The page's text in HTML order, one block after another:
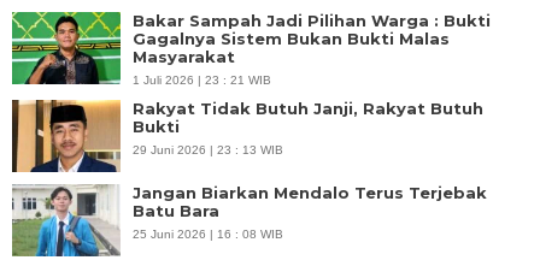
Bakar Sampah Jadi Pilihan Warga : Bukti
Gagalnya Sistem Bukan Bukti Malas
Masyarakat
1 Juli 2026 | 23 : 21 WIB
Rakyat Tidak Butuh Janji, Rakyat Butuh
Bukti
29 Juni 2026 | 23 : 13 WIB
Jangan Biarkan Mendalo Terus Terjebak
Batu Bara
25 Juni 2026 | 16 : 08 WIB